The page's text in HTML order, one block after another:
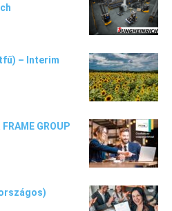
– Interim
GROUP